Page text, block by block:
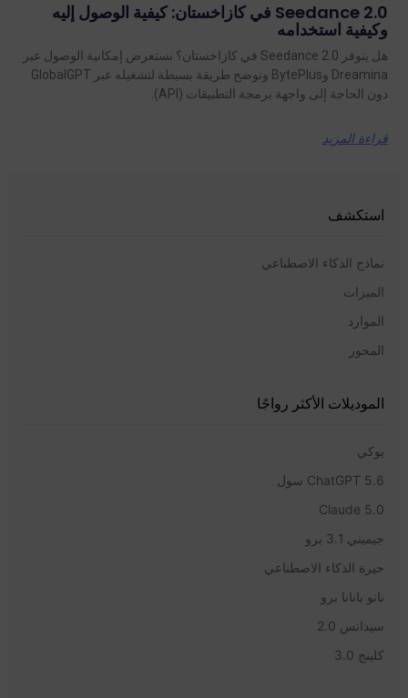
Seedance 2.0 في كازاخستان: كيفية الوصول إليه
وكيفية استخدامه
هل يتوفر Seedance 2.0 في كازاخستان؟ نستعرض إمكانية الوصول عبر
Dreamina وBytePlus ونوضح طريقة بسيطة لتشغيله عبر GlobalGPT
دون الحاجة إلى واجهة برمجة التطبيقات (API).
قراءة المزيد
استكشف
نماذج الذكاء الاصطناعي
الميزات
الموارد
المحور
الموديلات الأكثر رواجًا
يوكي
ChatGPT 5.6 سول
Claude 5.0
جيميني 3.1 برو
حيرة الذكاء الاصطناعي
نانو بانانا برو
سيدانس 2.0
كلينج 3.0